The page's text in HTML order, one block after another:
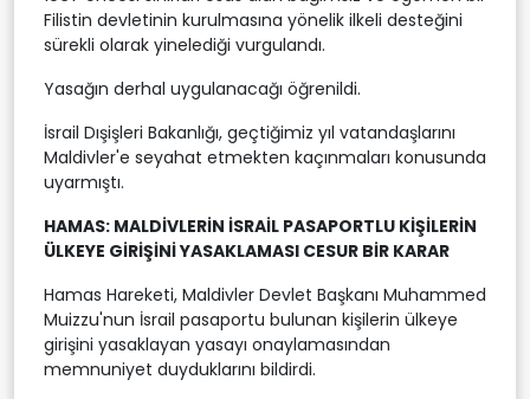
Filistin devletinin kurulmasına yönelik ilkeli desteğini
sürekli olarak yinelediği vurgulandı.
Yasağın derhal uygulanacağı öğrenildi.
İsrail Dışişleri Bakanlığı, geçtiğimiz yıl vatandaşlarını
Maldivler'e seyahat etmekten kaçınmaları konusunda
uyarmıştı.
HAMAS: MALDİVLERİN İSRAİL PASAPORTLU KİŞİLERİN
ÜLKEYE GİRİŞİNİ YASAKLAMASI CESUR BİR KARAR
Hamas Hareketi, Maldivler Devlet Başkanı Muhammed
Muizzu'nun İsrail pasaportu bulunan kişilerin ülkeye
girişini yasaklayan yasayı onaylamasından
memnuniyet duyduklarını bildirdi.